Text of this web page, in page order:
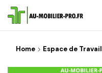
Home Espace de Travail